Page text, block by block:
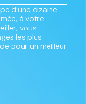
d’une dizaine
à votre
vous
les plus
pour un meilleur